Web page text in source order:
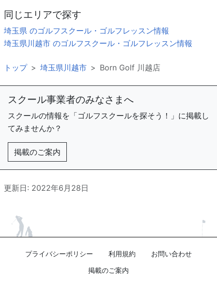
同じエリアで探す
埼玉県 のゴルフスクール・ゴルフレッスン情報
埼玉県川越市 のゴルフスクール・ゴルフレッスン情報
トップ 埼玉県川越市 Born Golf 川越店
スクール事業者のみなさまへ
スクールの情報を「ゴルフスクールを探そう！」に掲載し
てみませんか？
掲載のご案内
更新日: 2022年6月28日
プライバシーポリシー 利用規約
お問い合わせ
掲載のご案内